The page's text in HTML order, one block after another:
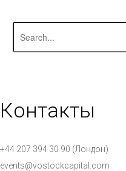
Контакты
+44 207 394 30 90 (Лондон)
events@vostockcapital.com